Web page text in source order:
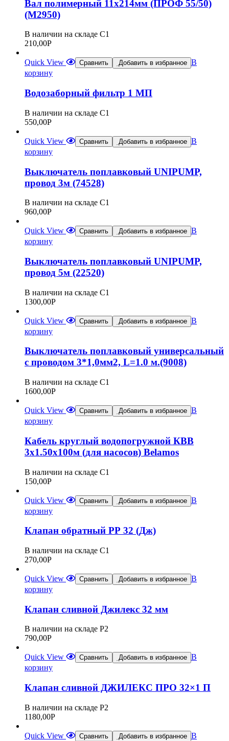
Вал полимерный 11х214мм (ПРОФ 55/50)
(М2950)
В наличии на складе С1
210,00Р
Quick View Сравнить Добавить в избранное В
корзину
Водозаборный фильтр 1 МП
В наличии на складе С1
550,00Р
Quick View Сравнить Добавить в избранное В
корзину
Выключатель поплавковый UNIPUMP,
провод 3м (74528)
В наличии на складе С1
960,00Р
Quick View Сравнить Добавить в избранное В
корзину
Выключатель поплавковый UNIPUMP,
провод 5м (22520)
В наличии на складе С1
1300,00Р
Quick View Сравнить Добавить в избранное В
корзину
Выключатель поплавковый универсальный
с проводом 3*1,0мм2, L=1.0 м.(9008)
В наличии на складе С1
1600,00Р
Quick View Сравнить Добавить в избранное В
корзину
Кабель круглый водопогружной КВВ
3х1.50х100м (для насосов) Belamos
В наличии на складе С1
150,00Р
Quick View Сравнить Добавить в избранное В
корзину
Клапан обратный РР 32 (Дж)
В наличии на складе С1
270,00Р
Quick View Сравнить Добавить в избранное В
корзину
Клапан сливной Джилекс 32 мм
В наличии на складе Р2
790,00Р
Quick View Сравнить Добавить в избранное В
корзину
Клапан сливной ДЖИЛЕКС ПРО 32×1 П
В наличии на складе Р2
1180,00Р
Quick View Сравнить Добавить в избранное В